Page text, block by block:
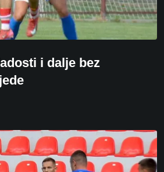
i dalje bez